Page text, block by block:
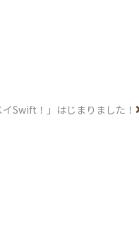
イSwift！」はじまりました！